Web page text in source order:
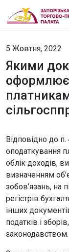
5 Жовтня, 2022
Якими
Відповідно до
оподаткування
облік доходів,
визначенням
зобов’язань, на
регістрів
інших
податків і
законодавством.